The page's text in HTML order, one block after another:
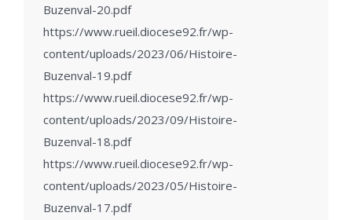
Buzenval-20.pdf
https://www.rueil.diocese92.fr/wp-
content/uploads/2023/06/Histoire-
Buzenval-19.pdf
https://www.rueil.diocese92.fr/wp-
content/uploads/2023/09/Histoire-
Buzenval-18.pdf
https://www.rueil.diocese92.fr/wp-
content/uploads/2023/05/Histoire-
Buzenval-17.pdf